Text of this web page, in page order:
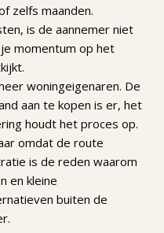
zelfs maanden.
is de aannemer niet
momentum op het
woningeigenaren. De
aan te kopen is er, het
houdt het proces op.
omdat de route
is de reden waarom
en kleine
buiten de